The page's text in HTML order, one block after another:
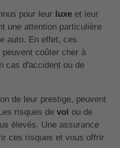
pour leur luxe et leur
une attention particulière
auto. En effet, ces
peuvent coûter cher à
cas d'accident ou de
de leur prestige, peuvent
risques de vol ou de
élevés. Une assurance
ces risques et vous offrir